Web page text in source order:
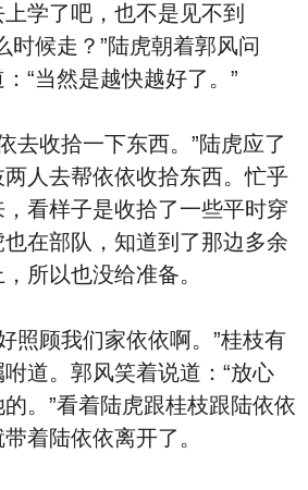
学了吧，也不是见不到
时候走？”陆虎朝着郭风问
“当然是越快越好了。”
去收拾一下东西。”陆虎应了
人去帮依依收拾东西。忙乎
看样子是收拾了一些平时穿
在部队，知道到了那边多余
所以也没给准备。
照顾我们家依依啊。”桂枝有
道。郭风笑着说道：“放心
。”看着陆虎跟桂枝跟陆依依
着陆依依离开了。